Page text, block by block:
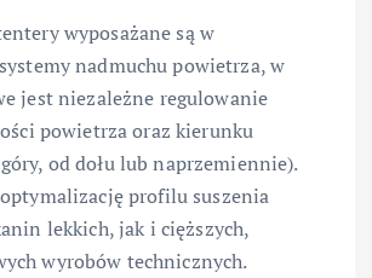
wyposażane są w
nadmuchu powietrza, w
jest niezależne regulowanie
powietrza oraz kierunku
od dołu lub naprzemiennie).
profilu suszenia
lekkich, jak i cięższych,
wyrobów technicznych.